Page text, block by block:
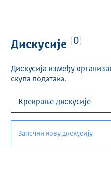
Дискусије 0
Дискусија између
скупа података.
Започни нову дискусију